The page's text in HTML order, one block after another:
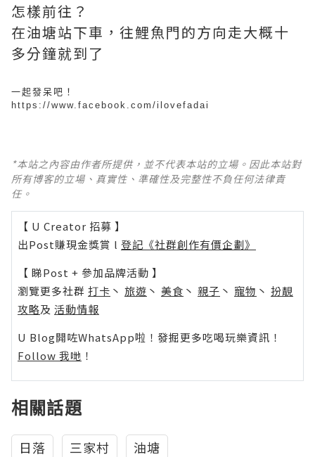
怎樣前往？
在油塘站下車，往鯉魚門的方向走大概十
多分鐘就到了
一起發呆吧！
https://www.facebook.com/ilovefadai
*本站之內容由作者所提供，並不代表本站的立場。因此本站對
所有博客的立場、真實性、準確性及完整性不負任何法律責
任。
【 U Creator 招募 】
出Post賺現金獎賞 l 登記《社群創作有價企劃》
【 睇Post + 參加品牌活動 】
瀏覽更多社群 打卡 丶 旅遊 丶 美食 丶 親子 丶 寵物 丶 扮靚
攻略及 活動情報
U Blog開咗WhatsApp啦！發掘更多吃喝玩樂資訊！
Follow 我哋 ！
相關話題
日落 三家村 油塘